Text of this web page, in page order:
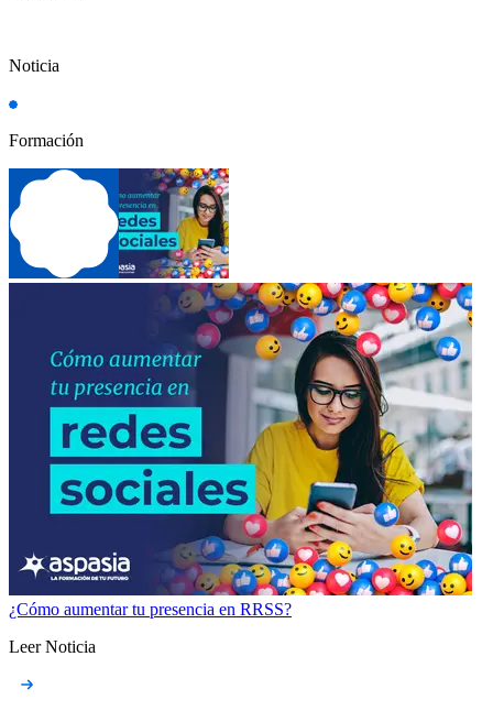
Noticia
Formación
¿Cómo aumentar tu presencia en RRSS?
Leer Noticia